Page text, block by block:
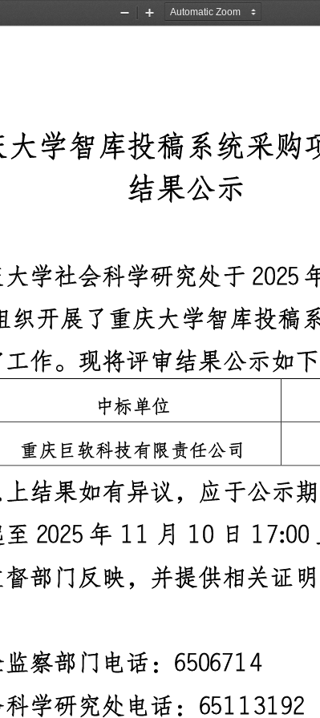
Zoom
Zoom
大学智库投稿系统采购
结果公示
大学社会科学研究处于 2025
织开展了重庆大学智库投稿
作。现将评审结果公示如下
中标单位
重庆巨软科技有限责任公司
上结果如有异议，应于公示期
至 2025 年 11 月 10 日 17:00
部门反映，并提供相关证
察部门电话： 6506714
学研究处电话： 65113192